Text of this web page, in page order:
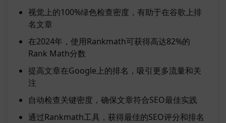
视觉上的100%绿色检查密度，有助于在谷歌上排
名文章
在2024年，使用Rankmath可获得高达82%的
Rank Math分数
提高文章在Google上的排名，吸引更多流量和关
注
自动检查关键密度，确保文章符合SEO最佳实践
通过Rankmath工具，获得最佳的SEO评分和排名